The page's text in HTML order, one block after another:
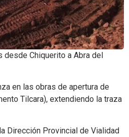
desde Chiquerito a Abra del
en las obras de apertura de
Tilcara), extendiendo la traza
Dirección Provincial de Vialidad